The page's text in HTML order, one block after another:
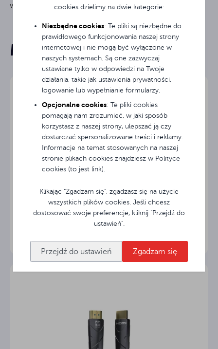
cookies dzielimy na dwie kategorie:
Niezbędne cookies: Te pliki są niezbędne do
prawidłowego funkcjonowania naszej strony
internetowej i nie mogą być wyłączone w
naszych systemach. Są one zazwyczaj
ustawiane tylko w odpowiedzi na Twoje
działania, takie jak ustawienia prywatności,
logowanie lub wypełnianie formularzy.
Opcjonalne cookies: Te pliki cookies
pomagają nam zrozumieć, w jaki sposób
korzystasz z naszej strony, ulepszać ją czy
dostarczać spersonalizowane treści i reklamy.
Informacje na temat stosowanych na naszej
stronie plikach cookies znajdziesz w Polityce
cookies (to jest link).
Klikając "Zgadzam się", zgadzasz się na użycie
wszystkich plików cookies. Jeśli chcesz
dostosować swoje preferencje, kliknij "Przejdź do
ustawień".
Przejdź do ustawień Zgadzam się
wydajność i łatwość użytkowania.
Długość 20 m
Wejście HDMI
Wyjście HDMI
Gwarancja 3 lata
Mogą Cię zainteresować
Avtek torba do projektora Bag+